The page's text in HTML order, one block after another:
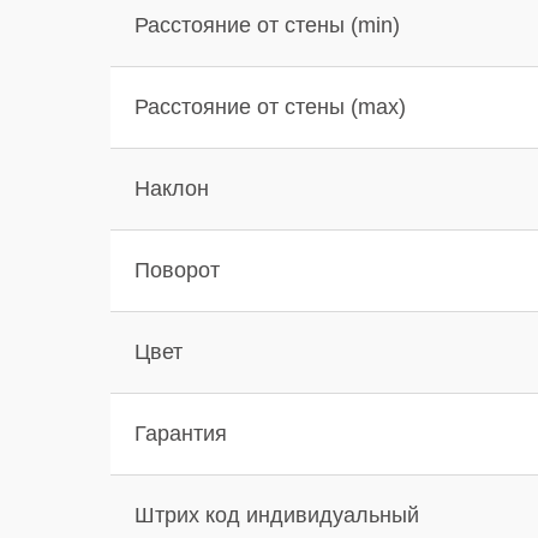
Расстояние от стены (min)
Расстояние от стены (max)
Наклон
Поворот
Цвет
Гарантия
Штрих код индивидуальный